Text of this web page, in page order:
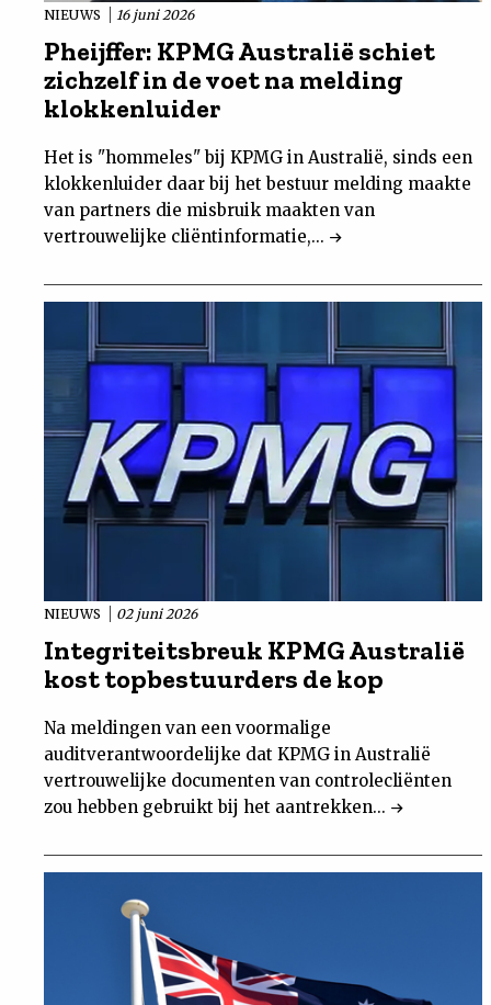
NIEUWS 16 juni 2026
Pheijffer: KPMG Australië schiet
zichzelf in de voet na melding
klokkenluider
Het is "hommeles" bij KPMG in Australië, sinds een
klokkenluider daar bij het bestuur melding maakte
van partners die misbruik maakten van
vertrouwelijke cliëntinformatie,...
NIEUWS 02 juni 2026
Integriteitsbreuk KPMG Australië
kost topbestuurders de kop
Na meldingen van een voormalige
auditverantwoordelijke dat KPMG in Australië
vertrouwelijke documenten van controlecliënten
zou hebben gebruikt bij het aantrekken...